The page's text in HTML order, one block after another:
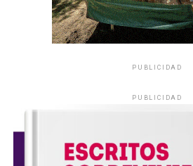
PUBLICIDAD
PUBLICIDAD